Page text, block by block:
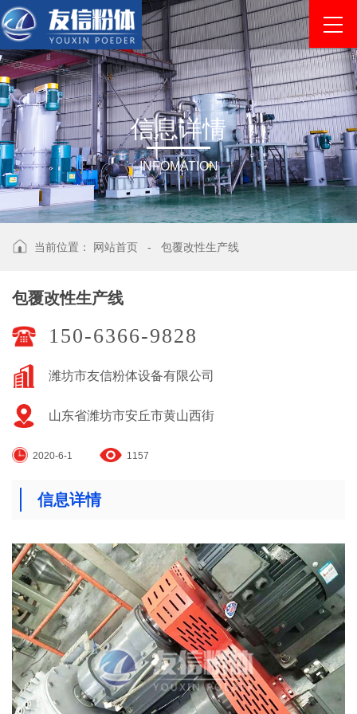
信息详情
INFOMATION
当前位置： 网站首页 - 包覆改性生产线
包覆改性生产线
150-6366-9828
潍坊市友信粉体设备有限公司
山东省潍坊市安丘市黄山西街
2020-6-1 1157
信息详情